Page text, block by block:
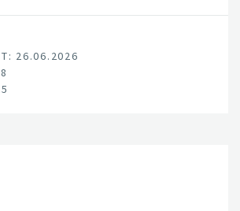
26.06.2026